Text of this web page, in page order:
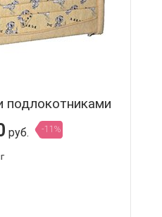
подлокотниками
руб. -11%